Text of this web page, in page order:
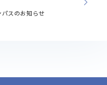
スのお知らせ